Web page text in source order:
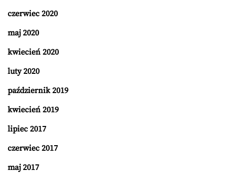
czerwiec 2020
maj 2020
kwiecień 2020
luty 2020
październik 2019
kwiecień 2019
lipiec 2017
czerwiec 2017
maj 2017